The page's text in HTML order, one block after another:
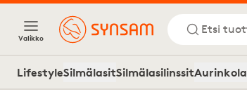
Valikko
Etsi
LifestyleSilmälasitSilmälasilinssit